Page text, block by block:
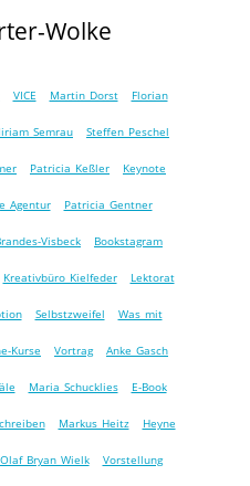
Wolke
VICE Martin Dorst Florian
Semrau Steffen Peschel
Patricia Keßler Keynote
Agentur Patricia Gentner
Visbeck Bookstagram
Kreativbüro Kielfeder Lektorat
Selbstzweifel Was mit
Kurse Vortrag Anke Gasch
Maria Schucklies E-Book
Markus Heitz Heyne
Olaf Bryan Wielk Vorstellung